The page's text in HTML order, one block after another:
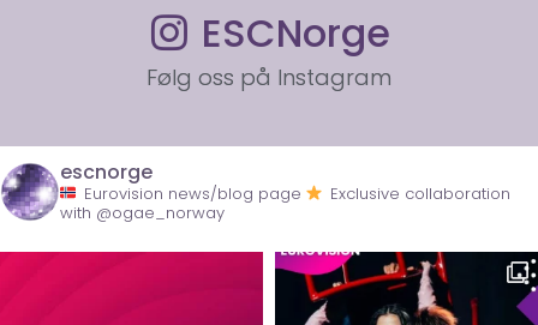
ESCNorge
Følg oss på Instagram
escnorge
Eurovision news/blog page
Exclusive collaboration
with @ogae_norway